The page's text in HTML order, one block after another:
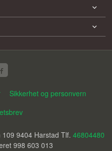
Sikkerhet og personvern
9404 Harstad Tlf. 46804480
998 603 013